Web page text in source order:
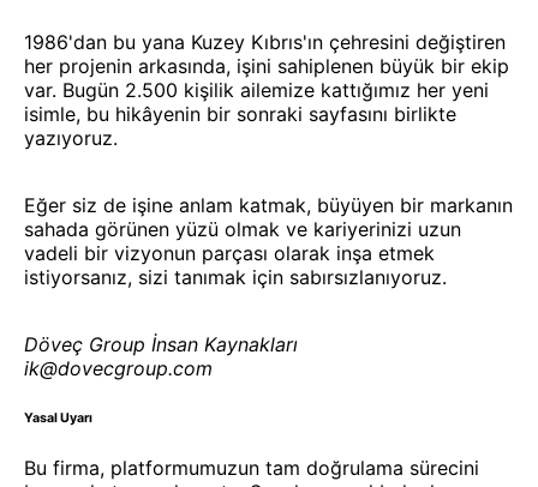
1986'dan bu yana Kuzey Kıbrıs'ın çehresini değiştiren
her projenin arkasında, işini sahiplenen büyük bir ekip
var. Bugün 2.500 kişilik ailemize kattığımız her yeni
isimle, bu hikâyenin bir sonraki sayfasını birlikte
yazıyoruz.
Eğer siz de işine anlam katmak, büyüyen bir markanın
sahada görünen yüzü olmak ve kariyerinizi uzun
vadeli bir vizyonun parçası olarak inşa etmek
istiyorsanız, sizi tanımak için sabırsızlanıyoruz.
Döveç Group İnsan Kaynakları
ik@dovecgroup.com
Yasal Uyarı
Bu firma, platformumuzun tam doğrulama sürecini